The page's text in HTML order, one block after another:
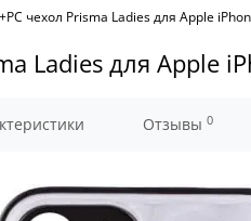
чехол Prisma Ladies для Apple
Ladies для Apple
Отзывы 0